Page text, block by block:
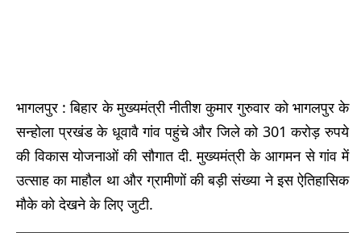
भागलपुर : बिहार के मुख्यमंत्री नीतीश कुमार गुरुवार को भागलपुर के
सन्होला प्रखंड के धूवावै गांव पहुंचे और जिले को 301 करोड़ रुपये
की विकास योजनाओं की सौगात दी. मुख्यमंत्री के आगमन से गांव में
उत्साह का माहौल था और ग्रामीणों की बड़ी संख्या ने इस ऐतिहासिक
मौके को देखने के लिए जुटी.